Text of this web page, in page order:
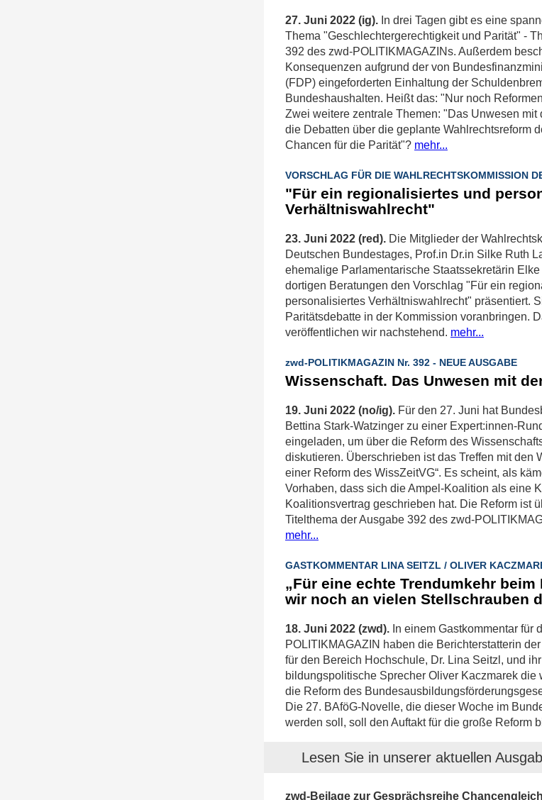
27. Juni 2022 (ig). In drei Tagen gibt es eine
Thema "Geschlechtergerechtigkeit und Parität" -
392 des zwd-POLITIKMAGAZINs. Außerdem
Konsequenzen aufgrund der von
(FDP) eingeforderten Einhaltung der
Bundeshaushalten. Heißt das: "Nur noch
Zwei weitere zentrale Themen: "Das Unwesen mit
die Debatten über die geplante Wahlrechtsreform
Chancen für die Parität"? mehr...
VORSCHLAG FÜR DIE WAHLRECHTSKOMMISSION
"Für ein regionalisiertes und
Verhältniswahlrecht"
23. Juni 2022 (red). Die Mitglieder der
Deutschen Bundestages, Prof.in Dr.in Silke Ruth
ehemalige Parlamentarische Staatssekretärin
dortigen Beratungen den Vorschlag "Für ein
personalisiertes Verhältniswahlrecht" präsentiert.
Paritätsdebatte in der Kommission voranbringen.
veröffentlichen wir nachstehend. mehr...
zwd-POLITIKMAGAZIN Nr. 392 - NEUE AUSGABE
Wissenschaft. Das Unwesen mit
19. Juni 2022 (no/ig). Für den 27. Juni hat
Bettina Stark-Watzinger zu einer Expert:innen-
eingeladen, um über die Reform des
diskutieren. Überschrieben ist das Treffen mit den
einer Reform des WissZeitVG“. Es scheint, als
Vorhaben, dass sich die Ampel-Koalition als eine
Koalitionsvertrag geschrieben hat. Die Reform ist
Titelthema der Ausgabe 392 des zwd-
mehr...
GASTKOMMENTAR LINA SEITZL / OLIVER
„Für eine echte Trendumkehr beim
wir noch an vielen Stellschrauben
18. Juni 2022 (zwd). In einem Gastkommentar für
POLITIKMAGAZIN haben die Berichterstatterin
für den Bereich Hochschule, Dr. Lina Seitzl, und
bildungspolitische Sprecher Oliver Kaczmarek die
die Reform des
Die 27. BAföG-Novelle, die dieser Woche im
werden soll, soll den Auftakt für die große Reform
Lesen Sie in unserer aktuellen
zwd-Beilage zur Gesprächsreihe